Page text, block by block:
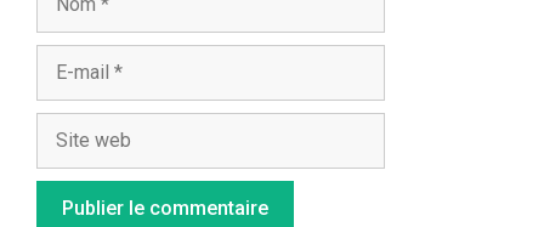
mail
web